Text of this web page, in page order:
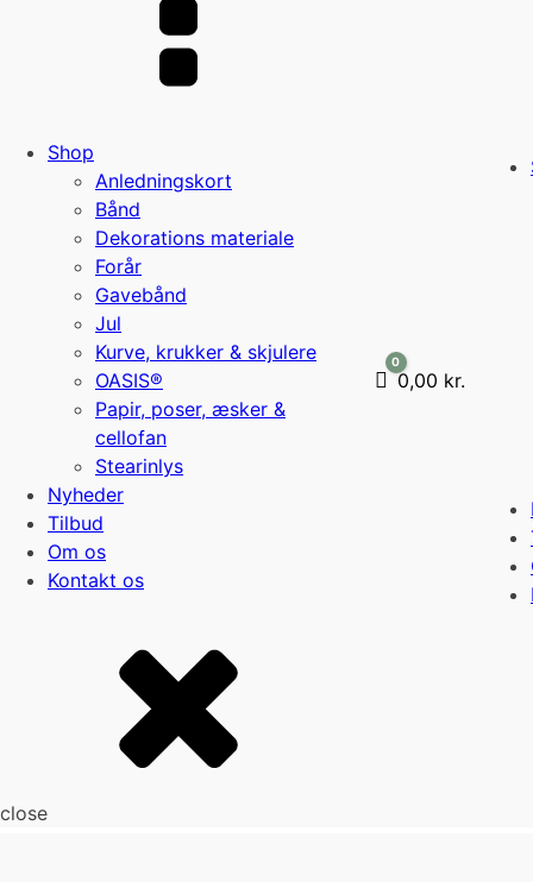
Shop
Anledningskort
Bånd
Dekorations materiale
Forår
Gavebånd
Jul
Kurve, krukker & skjulere
OASIS®
Papir, poser, æsker &
cellofan
Stearinlys
Nyheder
Tilbud
Om os
Kontakt os
close
Cart
0
0,00 kr.